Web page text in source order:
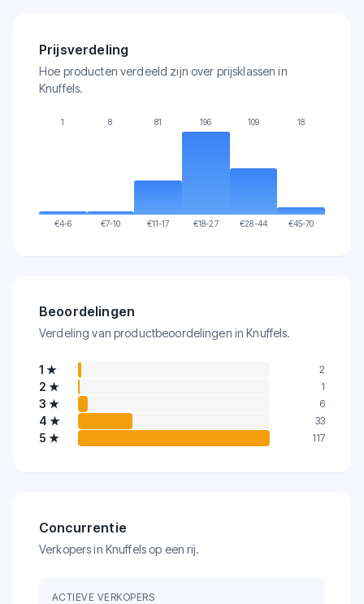
Prijsverdeling
Hoe producten verdeeld zijn over prijsklassen in
Knuffels.
1
€4-6
8
€7-10
81
€11-17
196
€18-27
109
€28-44
18
€45-70
Beoordelingen
Verdeling van productbeoordelingen in Knuffels.
1 ★ 2
2 ★ 1
3 ★ 6
4 ★ 33
5 ★ 117
Concurrentie
Verkopers in Knuffels op een rij.
ACTIEVE VERKOPERS